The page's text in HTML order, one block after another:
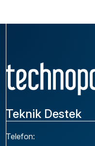
Teknik Destek
Telefon: